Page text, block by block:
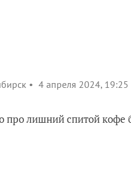
4 апреля 2024, 19:25
про лишний спитой